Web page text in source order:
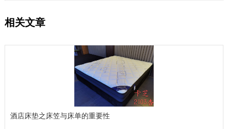
相关文章
酒店床垫之床笠与床单的重要性